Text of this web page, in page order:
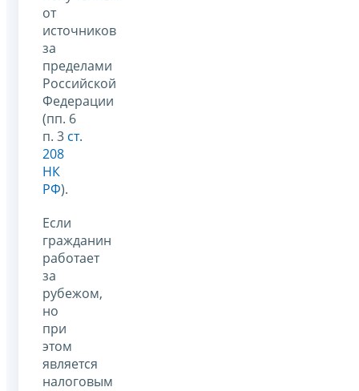
от
источников
за
пределами
Российской
Федерации
(пп. 6
п. 3 ст.
208
НК
РФ).
Если
гражданин
работает
за
рубежом,
но
при
этом
является
налоговым